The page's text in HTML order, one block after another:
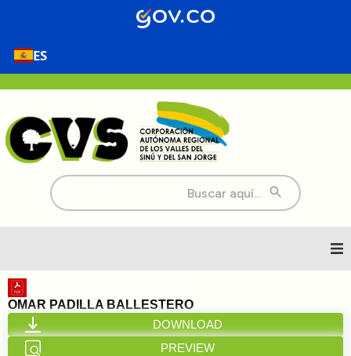
ES
Buscar:
Inicio
Nosotros
OMAR PADILLA BALLESTERO
DOWNLOAD
PREVIEW